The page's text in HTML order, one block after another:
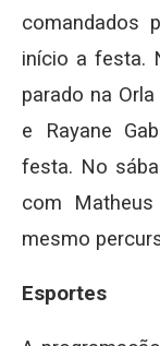
comandados
início a festa.
parado na
e Rayane
festa. No
com
mesmo
Esportes